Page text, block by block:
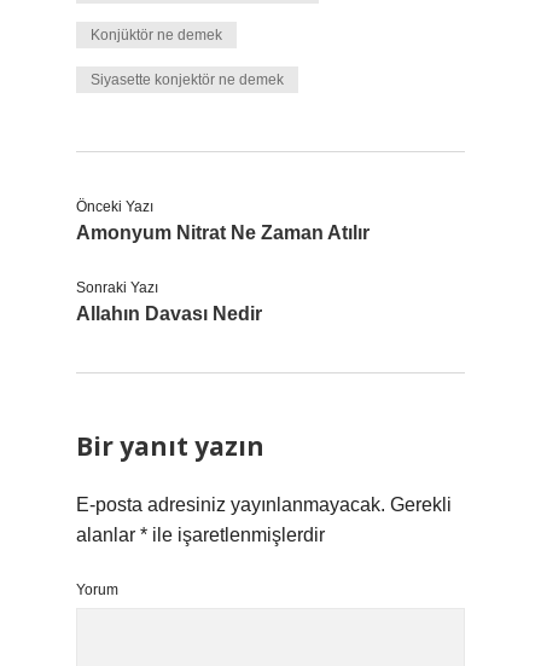
Konjüktör ne demek
Siyasette konjektör ne demek
Önceki Yazı
Amonyum Nitrat Ne Zaman Atılır
Sonraki Yazı
Allahın Davası Nedir
Bir yanıt yazın
E-posta adresiniz yayınlanmayacak. Gerekli
alanlar * ile işaretlenmişlerdir
Yorum